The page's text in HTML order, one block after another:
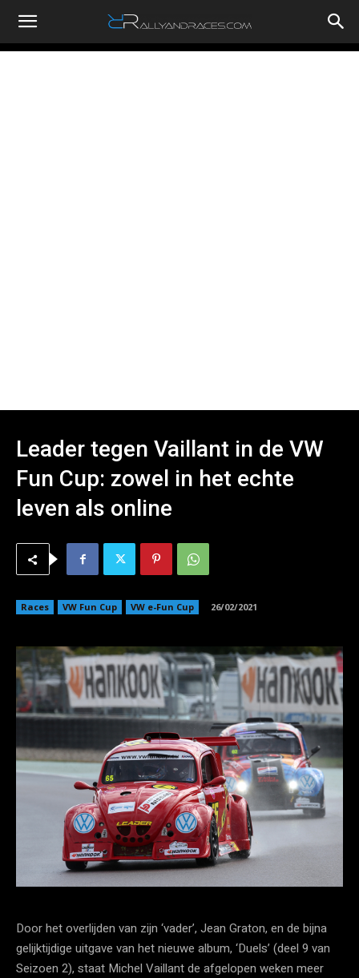
RallyandRaces.com
Leader tegen Vaillant in de VW
Fun Cup: zowel in het echte
leven als online
Races VW Fun Cup VW e-Fun Cup 26/02/2021
Door het overlijden van zijn ‘vader’, Jean Graton, en de bijna
gelijktijdige uitgave van het nieuwe album, ‘Duels’ (deel 9 van
Seizoen 2), staat Michel Vaillant de afgelopen weken meer